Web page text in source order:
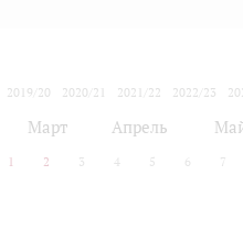
2019/20
2020/21 2021/22 2022/23
Март Апрель
1 2 3 4 5 6 7